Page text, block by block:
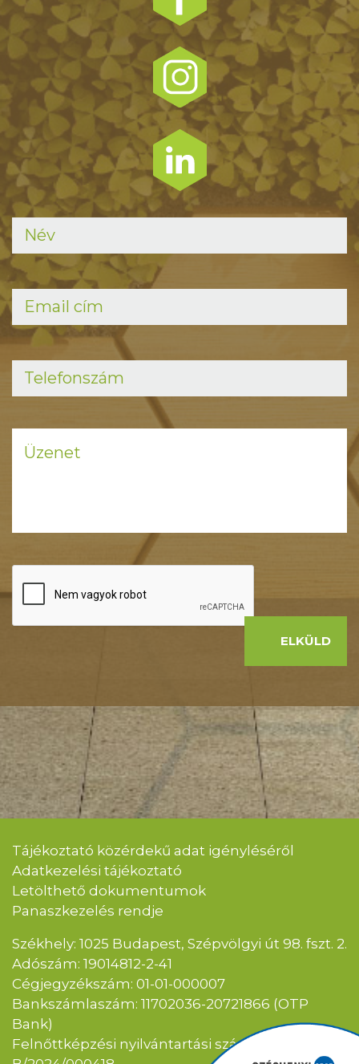
ELKÜLD
Tájékoztató közérdekű adat igényléséről
Adatkezelési tájékoztató
Letölthető dokumentumok
Panaszkezelés rendje
Székhely: 1025 Budapest, Szépvölgyi út 98. fszt. 2.
Adószám: 19014812-2-41
Cégjegyzékszám: 01-01-000007
Bankszámlaszám: 11702036-20721866 (OTP
Bank)
Felnőttképzési nyilvántartási szám: